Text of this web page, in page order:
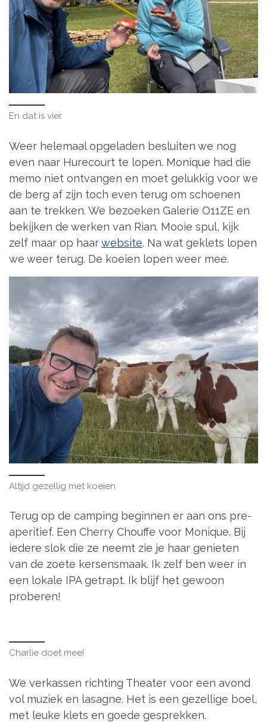
En dat is vier
Weer helemaal opgeladen besluiten we nog
even naar Hurecourt te lopen. Monique had die
memo niet ontvangen en moet gelukkig voor we
de berg af zijn toch even terug om schoenen
aan te trekken. We bezoeken Galerie O11ZE en
bekijken de werken van Rian. Mooie spul, kijk
zelf maar op haarwebsite. Na wat geklets lopen
we weer terug. De koeien lopen weer mee.
Altijd gezellig met koeien
Terug op de camping beginnen er aan ons pre-
aperitief. Een Cherry Chouffe voor Monique. Bij
iedere slok die ze neemt zie je haar genieten
van de zoete kersensmaak. Ik zelf ben weer in
een lokale IPA getrapt. Ik blijf het gewoon
proberen!
Charlie doet mee!
We verkassen richting Theater voor een avond
vol muziek en lasagne. Het is een gezellige boel,
met leuke klets en goede gesprekken.